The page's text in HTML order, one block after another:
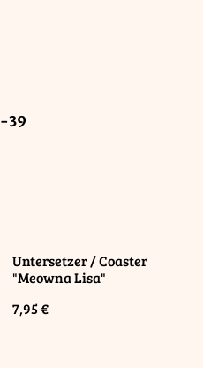
39
Untersetzer / Coaster
"Meowna Lisa"
7,95 €